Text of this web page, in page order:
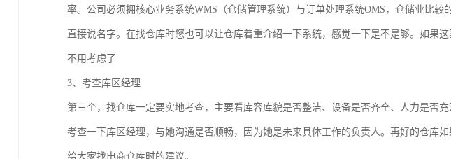
率。公司必须拥核心业务系统WMS（仓储管理系统）与订单处理系统OMS，仓储业比较
直接说名字。在找仓库时您也可以让仓库着重介绍一下系统，感觉一下是不是够。如果
不用考虑了
3、考查库区经理
第三个，找仓库一定要实地考查，主要看库容库貌是否整洁、设备是否齐全、人力是否
考查一下库区经理，与她沟通是否顺畅，因为她是未来具体工作的负责人。再好的仓库
给大家找电商仓库时的建议。